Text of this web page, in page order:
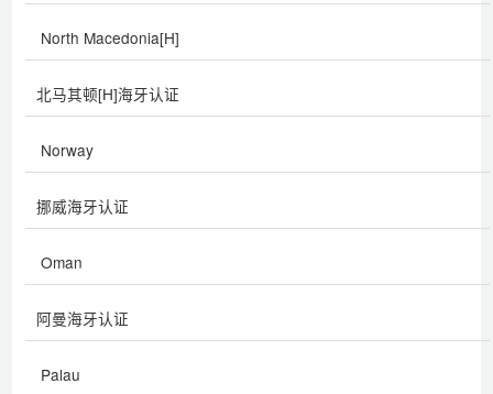
North Macedonia[H]
北马其顿[H]海牙认证
Norway
挪威海牙认证
Oman
阿曼海牙认证
Palau